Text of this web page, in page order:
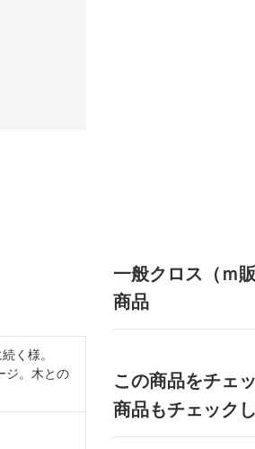
く様。
ジ。木との
一般クロス（ｍ
商品
この商品をチェ
商品もチェック